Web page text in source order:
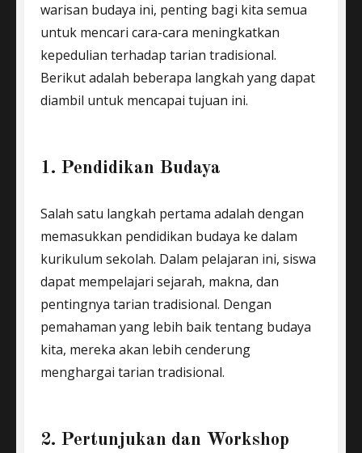
warisan budaya ini, penting bagi kita semua
untuk mencari cara-cara meningkatkan
kepedulian terhadap tarian tradisional.
Berikut adalah beberapa langkah yang dapat
diambil untuk mencapai tujuan ini.
1. Pendidikan Budaya
Salah satu langkah pertama adalah dengan
memasukkan pendidikan budaya ke dalam
kurikulum sekolah. Dalam pelajaran ini, siswa
dapat mempelajari sejarah, makna, dan
pentingnya tarian tradisional. Dengan
pemahaman yang lebih baik tentang budaya
kita, mereka akan lebih cenderung
menghargai tarian tradisional.
2. Pertunjukan dan Workshop